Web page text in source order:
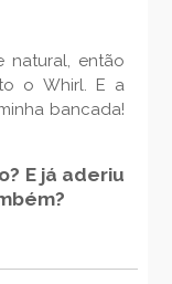
natural, então
o Whirl. E a
bancada!
E já aderiu